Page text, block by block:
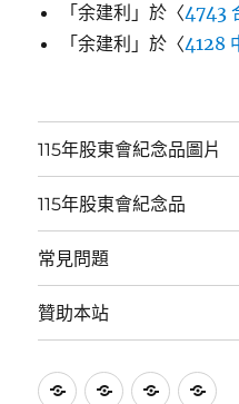
「余建利 」於〈4743
「余建利 」於〈4128
115年股東會紀念品圖片
115年股東會紀念品
常見問題
贊助本站
115 115 常 贊